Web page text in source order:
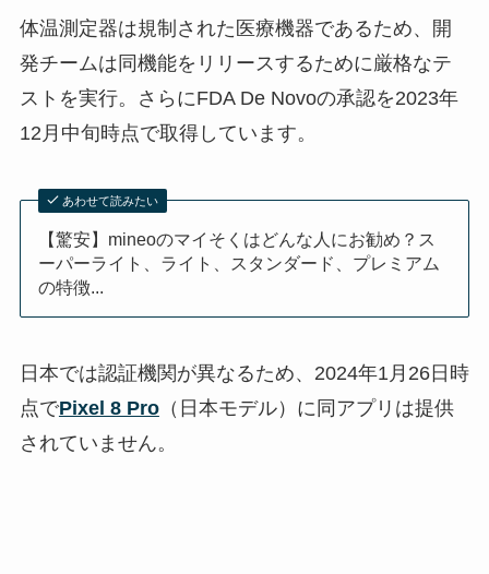
体温測定器は規制された医療機器であるため、開
発チームは同機能をリリースするために厳格なテ
ストを実行。さらにFDA De Novoの承認を2023年
12月中旬時点で取得しています。
あわせて読みたい
【驚安】mineoのマイそくはどんな人にお勧め？ス
ーパーライト、ライト、スタンダード、プレミアム
の特徴...
日本では認証機関が異なるため、2024年1月26日時
点でPixel 8 Pro（日本モデル）に同アプリは提供
されていません。